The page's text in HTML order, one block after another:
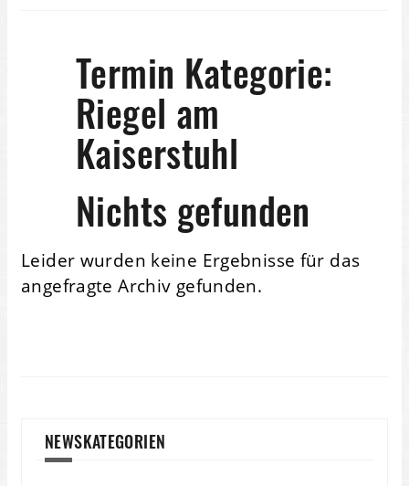
Termin Kategorie:
Riegel am
Kaiserstuhl
Nichts gefunden
Leider wurden keine Ergebnisse für das
angefragte Archiv gefunden.
NEWSKATEGORIEN